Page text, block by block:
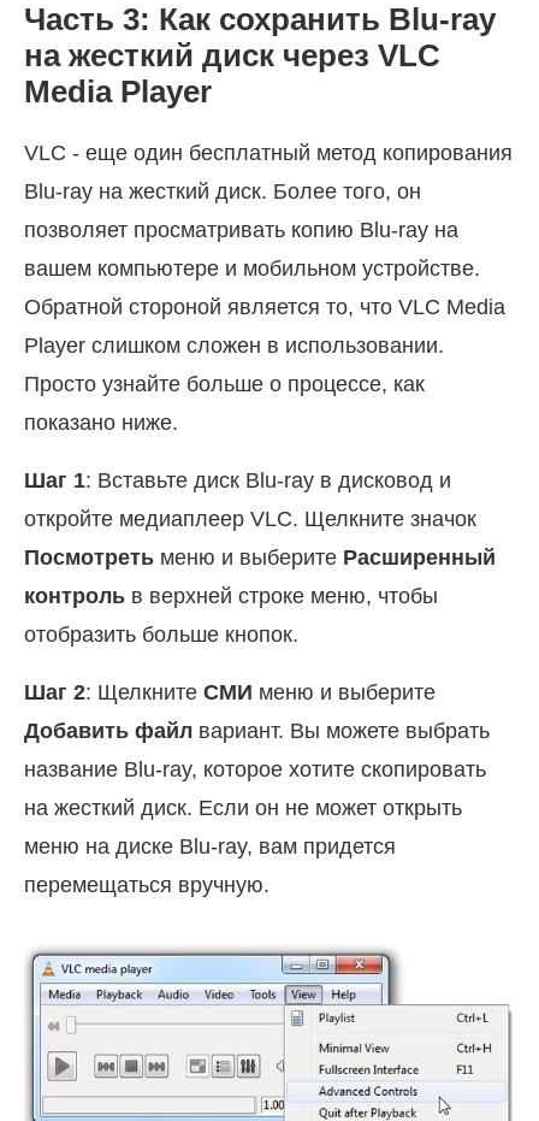
Часть 3: Как сохранить Blu-ray
на жесткий диск через VLC
Media Player
VLC - еще один бесплатный метод копирования
Blu-ray на жесткий диск. Более того, он
позволяет просматривать копию Blu-ray на
вашем компьютере и мобильном устройстве.
Обратной стороной является то, что VLC Media
Player слишком сложен в использовании.
Просто узнайте больше о процессе, как
показано ниже.
Шаг 1: Вставьте диск Blu-ray в дисковод и
откройте медиаплеер VLC. Щелкните значок
Посмотреть меню и выберите Расширенный
контроль в верхней строке меню, чтобы
отобразить больше кнопок.
Шаг 2: Щелкните СМИ меню и выберите
Добавить файл вариант. Вы можете выбрать
название Blu-ray, которое хотите скопировать
на жесткий диск. Если он не может открыть
меню на диске Blu-ray, вам придется
перемещаться вручную.